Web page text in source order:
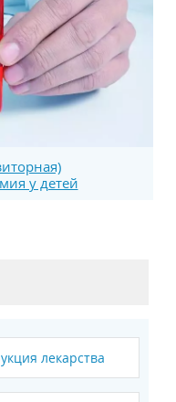
у детей
лекарства